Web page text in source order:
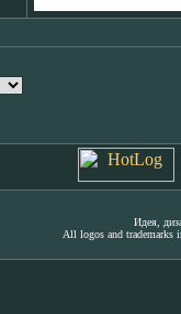
Идея,
All logos and trademarks